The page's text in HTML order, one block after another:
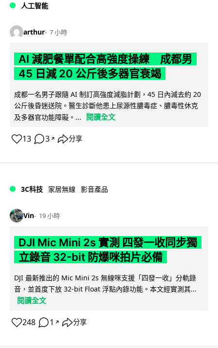
人工智能
arthur 7 小時
AI 減肥餐單配合高強度操練 成都男
45 日減 20 公斤後多器官衰竭
成都一名男子跟隨 AI 制訂高強度減脂計劃，45 日內減去約 20
公斤後昏迷送院。醫生診斷他患上尿源性膿毒症、膿毒性休克
及多器官功能障礙。...
閱讀全文
13 3 ↗ 分享
3C科技 家居無線 影音產品
Vin 19 小時
DJI Mic Mini 2s 實測 四發一收同步獨
立錄音 32-bit 防爆咪拍片必備
DJI 最新推出的 Mic Mini 2s 無線咪支援「四發一收」分軌錄
音，並首度下放 32-bit Float 浮點內錄功能。本文經實測其...
閱讀全文
248 1 ↗ 分享